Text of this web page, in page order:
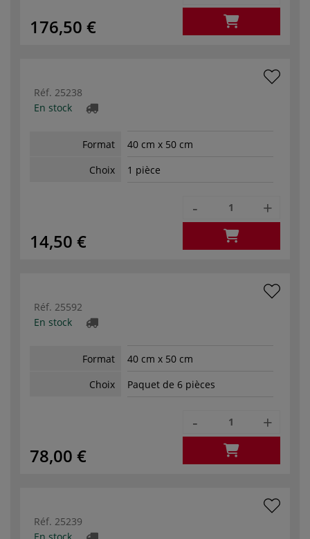
176,50 €
Réf. 25238
En stock
Format
40 cm x 50 cm
Choix
1 pièce
14,50 €
- +
Réf. 25592
En stock
Format
40 cm x 50 cm
Choix
Paquet de 6 pièces
78,00 €
- +
Réf. 25239